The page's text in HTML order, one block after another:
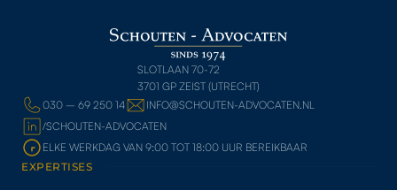
SLOTLAAN 70-72
3701 GP ZEIST (UTRECHT)
030 – 69 250 14
INFO@SCHOUTEN-ADVOCATEN.NL
/SCHOUTEN-ADVOCATEN
ELKE WERKDAG VAN 9:00 TOT 18:00 UUR BEREIKBAAR
EXPERTISES